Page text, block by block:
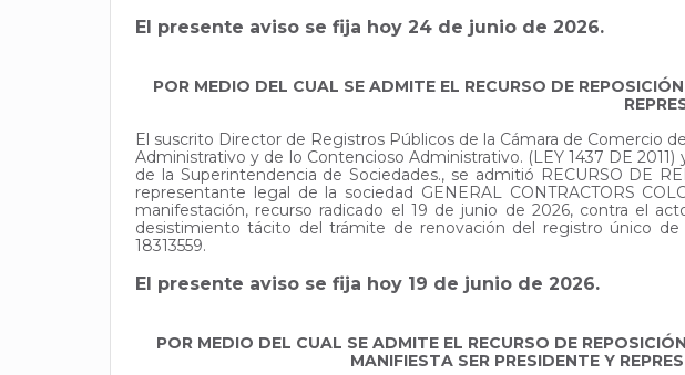
El presente aviso se fija hoy 24 de junio de 2026.
POR MEDIO DEL CUAL SE ADMITE EL RECURSO DE
El suscrito Director de Registros Públicos de la Cámara de
Administrativo y de lo Contencioso Administrativo. (LEY 1437 DE
de la Superintendencia de Sociedades., se admitió RECURSO DE
representante legal de la sociedad GENERAL CONTRACTORS
manifestación, recurso radicado el 19 de junio de 2026, contra el
desistimiento tácito del trámite de renovación del registro único de
18313559.
El presente aviso se fija hoy 19 de junio de 2026.
POR MEDIO DEL CUAL SE ADMITE EL RECURSO DE
MANIFIESTA SER PRESIDENTE Y